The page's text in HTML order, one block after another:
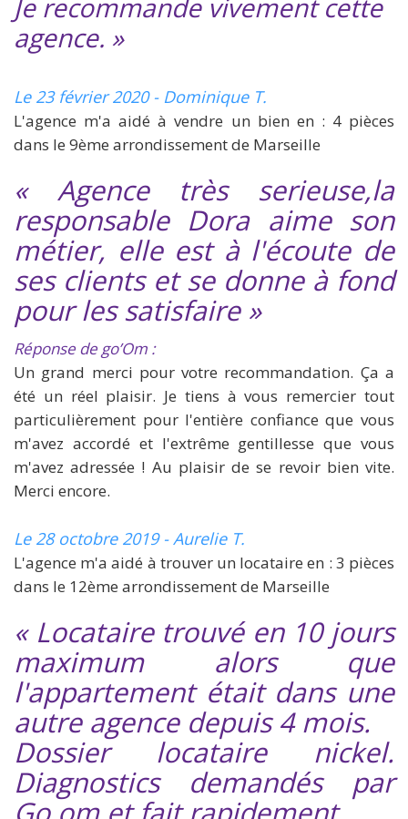
Je recommande vivement cette
agence. »
Le 23 février 2020 - Dominique T.
L'agence m'a aidé à vendre un bien en : 4 pièces
dans le 9ème arrondissement de Marseille
« Agence très serieuse,la
responsable Dora aime son
métier, elle est à l'écoute de
ses clients et se donne à fond
pour les satisfaire »
Réponse de go’Om :
Un grand merci pour votre recommandation. Ça a
été un réel plaisir. Je tiens à vous remercier tout
particulièrement pour l'entière confiance que vous
m'avez accordé et l'extrême gentillesse que vous
m'avez adressée ! Au plaisir de se revoir bien vite.
Merci encore.
Le 28 octobre 2019 - Aurelie T.
L'agence m'a aidé à trouver un locataire en : 3 pièces
dans le 12ème arrondissement de Marseille
« Locataire trouvé en 10 jours
maximum alors que
l'appartement était dans une
autre agence depuis 4 mois.
Dossier locataire nickel.
Diagnostics demandés par